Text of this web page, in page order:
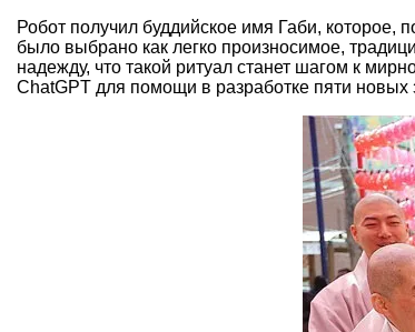
Робот получил буддийское имя Габи,
было выбрано как легко произносимое,
надежду, что такой ритуал станет шагом к
ChatGPT для помощи в разработке пяти новых